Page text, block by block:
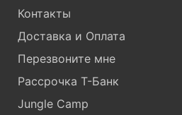
Контакты
Доставка и Оплата
Перезвоните мне
Рассрочка Т-Банк
Jungle Camp